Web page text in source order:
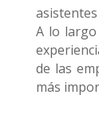
A lo largo
de las
más